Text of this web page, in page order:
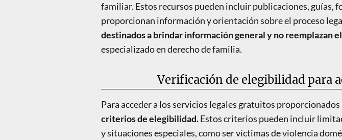
familiar. Estos recursos pueden incluir publicaciones,
proporcionan información y orientación sobre el proceso
destinados a brindar información general y no reemplazan
especializado en derecho de familia.
Verificación de elegibilidad para
Para acceder a los servicios legales gratuitos
criterios de elegibilidad.Estos criterios pueden incluir
y situaciones especiales, como ser víctimas de violencia